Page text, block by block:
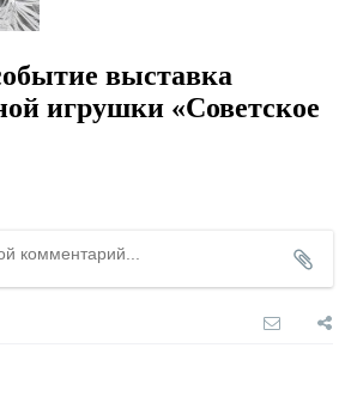
выставка
игрушки «Советское